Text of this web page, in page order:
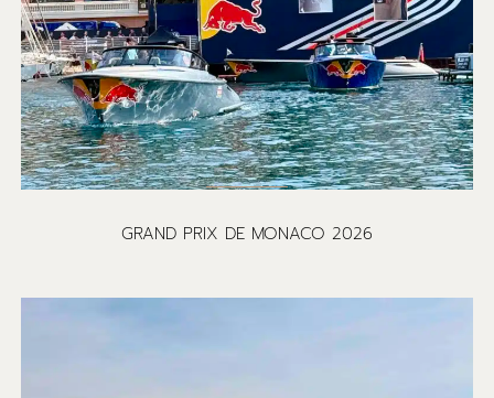
GRAND PRIX DE MONACO 2026